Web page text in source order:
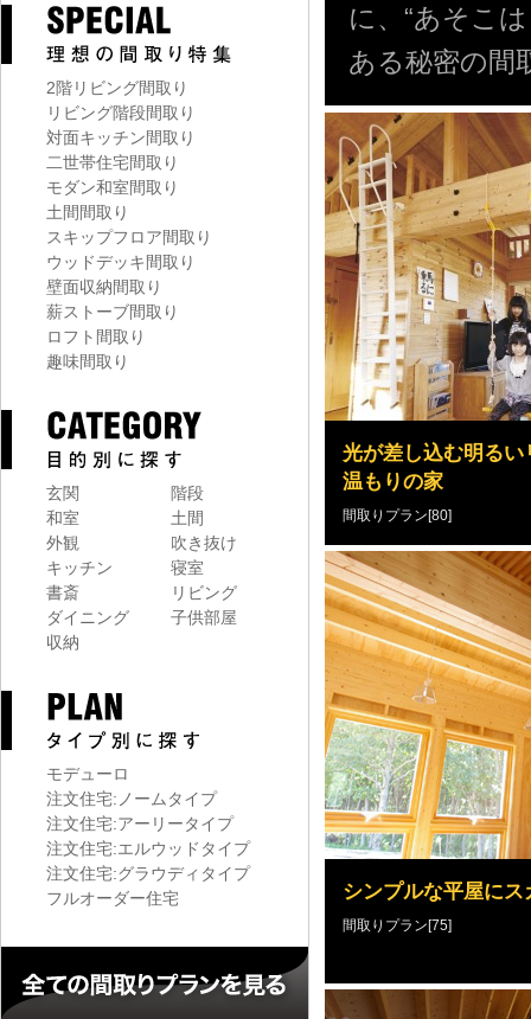
に、“あそこ
ある秘密の間
光が差し込む明る
温もりの家
間取りプラン[80]
シンプルな平屋に
間取りプラン[75]
2階リビング間取り
リビング階段間取り
対面キッチン間取り
二世帯住宅間取り
モダン和室間取り
土間間取り
スキップフロア間取り
ウッドデッキ間取り
壁面収納間取り
薪ストーブ間取り
ロフト間取り
趣味間取り
玄関
階段
和室
土間
外観
吹き抜け
キッチン
寝室
書斎
リビング
ダイニング
子供部屋
収納
モデューロ
注文住宅:ノームタイプ
注文住宅:アーリータイプ
注文住宅:エルウッドタイプ
注文住宅:グラウディタイプ
フルオーダー住宅